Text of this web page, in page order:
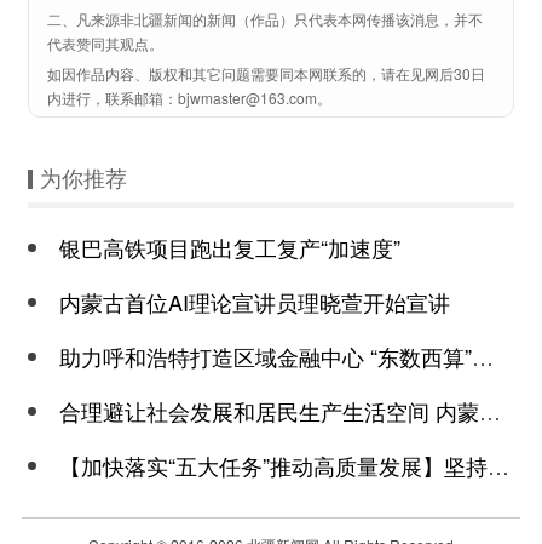
二、凡来源非北疆新闻的新闻（作品）只代表本网传播该消息，并不
代表赞同其观点。
如因作品内容、版权和其它问题需要同本网联系的，请在见网后30日
内进行，联系邮箱：bjwmaster@163.com。
为你推荐
银巴高铁项目跑出复工复产“加速度”
内蒙古首位AI理论宣讲员理晓萱开始宣讲
助力呼和浩特打造区域金融中心 “东数西算”重点建设工程落地和林格尔
合理避让社会发展和居民生产生活空间 内蒙古印发自然保护地体系发展规划
【加快落实“五大任务”推动高质量发展】坚持品牌化规模化产业化数字化 鄂